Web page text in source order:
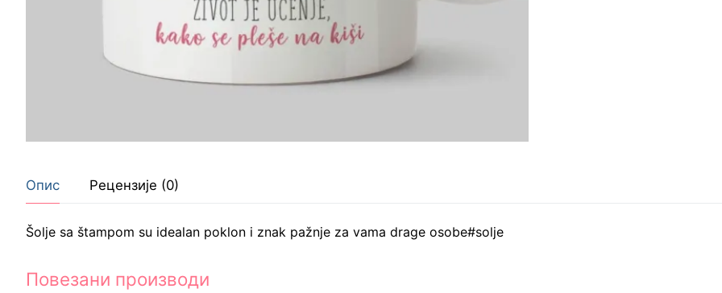
Опис Рецензије (0)
Šolje sa štampom su idealan poklon i znak pažnje za vama drage osobe#solje
Повезани производи